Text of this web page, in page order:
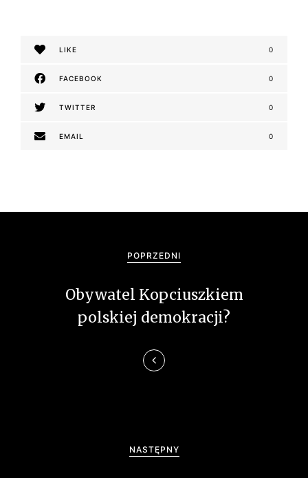
LIKE 0
FACEBOOK 0
TWITTER 0
EMAIL 0
POPRZEDNI
Obywatel Kopciuszkiem
polskiej demokracji?
NASTĘPNY